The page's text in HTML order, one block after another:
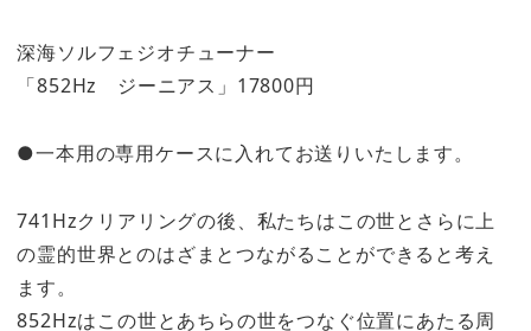
深海ソルフェジオチューナー
「852Hz ジーニアス」17800円
●一本用の専用ケースに入れてお送りいたします。
741Hzクリアリングの後、私たちはこの世とさらに上
の霊的世界とのはざまとつながることができると考え
ます。
852Hzはこの世とあちらの世をつなぐ位置にあたる周